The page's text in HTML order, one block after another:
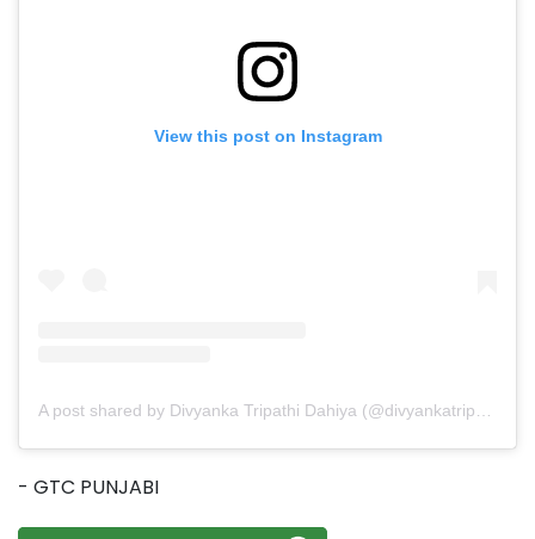
View this post on Instagram
- GTC PUNJABI